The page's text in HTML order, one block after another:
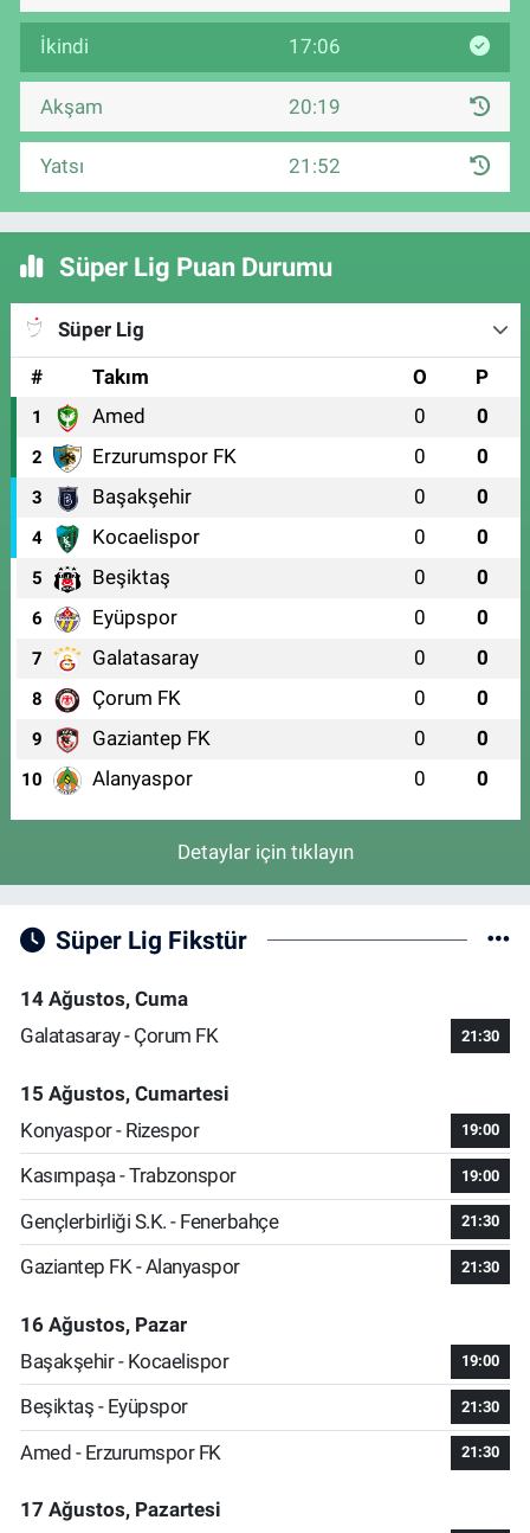
İkindi 17:06
Akşam 20:19
Yatsı 21:52
Süper Lig Puan Durumu
Süper Lig
#
Takım O P
1 Amed 0 0
2 Erzurumspor FK 0 0
3 Başakşehir 0 0
4 Kocaelispor 0 0
5 Beşiktaş 0 0
6 Eyüpspor 0 0
7 Galatasaray 0 0
8 Çorum FK 0 0
9 Gaziantep FK 0 0
10 Alanyaspor 0 0
Detaylar için tıklayın
Süper Lig Fikstür
14 Ağustos, Cuma
Galatasaray - Çorum FK
21:30
15 Ağustos, Cumartesi
Konyaspor - Rizespor
19:00
Kasımpaşa - Trabzonspor 19:00
Gençlerbirliği S.K. - Fenerbahçe 21:30
Gaziantep FK - Alanyaspor 21:30
16 Ağustos, Pazar
Başakşehir - Kocaelispor
19:00
Beşiktaş - Eyüpspor 21:30
Amed - Erzurumspor FK 21:30
17 Ağustos, Pazartesi